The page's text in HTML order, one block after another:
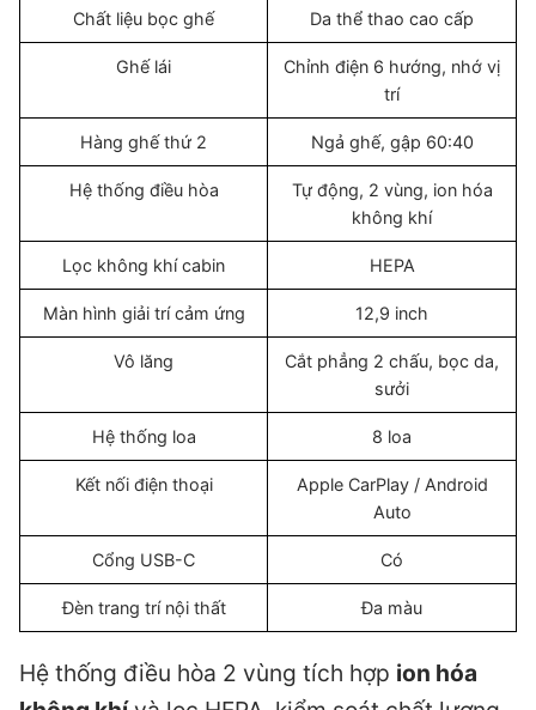
Chất liệu bọc ghế Da thể thao cao cấp
Ghế lái
Chỉnh điện 6 hướng, nhớ vị
trí
Hàng ghế thứ 2 Ngả ghế, gập 60:40
Hệ thống điều hòa
Tự động, 2 vùng, ion hóa
không khí
Lọc không khí cabin HEPA
Màn hình giải trí cảm ứng 12,9 inch
Vô lăng
Cắt phẳng 2 chấu, bọc da,
sưởi
Hệ thống loa 8 loa
Kết nối điện thoại
Apple CarPlay / Android
Auto
Cổng USB-C Có
Đèn trang trí nội thất Đa màu
Hệ thống điều hòa 2 vùng tích hợp ion hóa